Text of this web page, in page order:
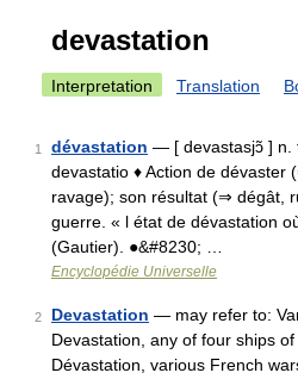
devastation
Interpretation Translation
1 dévastation — [ devastasjɔ̃ ] n.
devastatio ♦ Action de dévaster
ravage); son résultat (⇒ dégât,
guerre. « l état de dévastation
(Gautier). ●&#8230; …
Encyclopédie Universelle
2 Devastation — may refer to:
Devastation, any of four ships
Dévastation, various French